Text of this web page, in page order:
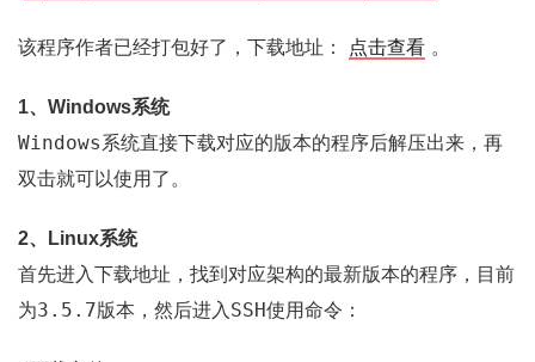
该程序作者已经打包好了，下载地址： 点击查看 。
1、Windows系统
Windows系统直接下载对应的版本的程序后解压出来，再
双击就可以使用了。
2、Linux系统
首先进入下载地址，找到对应架构的最新版本的程序，目前
为3.5.7版本，然后进入 SSH使用命令：